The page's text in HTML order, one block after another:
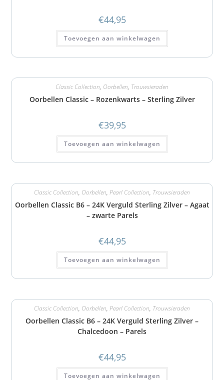
€44,95
Toevoegen aan winkelwagen
Classic Collection, Oorbellen, Trouwsieraden
Oorbellen Classic – Rozenkwarts – Sterling Zilver
€39,95
Toevoegen aan winkelwagen
Classic Collection, Oorbellen, Pearl Collection, Trouwsieraden
Oorbellen Classic B6 – 24K Verguld Sterling Zilver – Agaat
– zwarte Parels
€44,95
Toevoegen aan winkelwagen
Classic Collection, Oorbellen, Pearl Collection, Trouwsieraden
Oorbellen Classic B6 – 24K Verguld Sterling Zilver –
Chalcedoon – Parels
€44,95
Toevoegen aan winkelwagen